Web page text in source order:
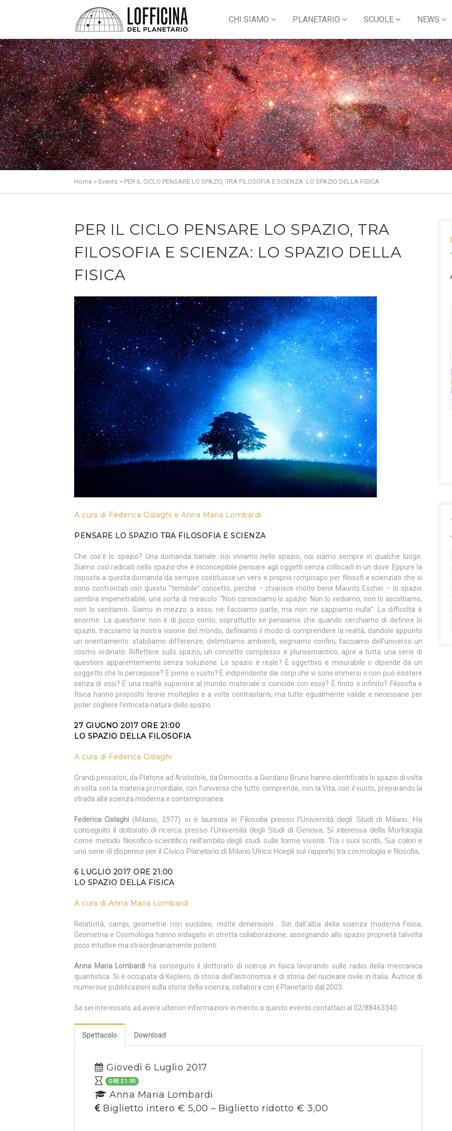
CHI SIAMO PLANETARIO SCUOLE NEWS
Home > Events > PER IL CICLO PENSARE LO SPAZIO, TRA FILOSOFIA E SCIENZA: LO SPAZIO DELLA FISICA
PER IL CICLO PENSARE LO SPAZIO, TRA
FILOSOFIA E SCIENZA: LO SPAZIO DELLA
FISICA
A cura di Federica Cislaghi e Anna Maria Lombardi
PENSARE LO SPAZIO TRA FILOSOFIA E SCIENZA
Che cos’è lo spazio? Una domanda banale: noi viviamo nello spazio, noi siamo sempre in qualche luogo.
Siamo così radicati nello spazio che è inconcepibile pensare agli oggetti senza collocarli in un dove. Eppure la
risposta a questa domanda da sempre costituisce un vero e proprio rompicapo per filosofi e scienziati che si
sono confrontati con questo “temibile” concetto, perché – chiarisce molto bene Maurits Escher – lo spazio
sembra impenetrabile, una sorta di miracolo. “Non conosciamo lo spazio. Non lo vediamo, non lo ascoltiamo,
non lo sentiamo. Siamo in mezzo a esso, ne facciamo parte, ma non ne sappiamo nulla”. La difficoltà è
enorme. La questione non è di poco conto, soprattutto se pensiamo che quando cerchiamo di definire lo
spazio, tracciamo la nostra visione del mondo, definiamo il modo di comprendere la realtà, dandole appunto
un orientamento: stabiliamo differenze, delimitiamo ambienti, segniamo confini, facciamo dell’universo un
cosmo ordinato. Riflettere sullo spazio, un concetto complesso e plurisemantico, apre a tutta una serie di
questioni apparentemente senza soluzione. Lo spazio è reale? È oggettivo e misurabile o dipende da un
soggetto che lo percepisce? È pieno o vuoto? È indipendente dai corpi che vi sono immersi o non può esistere
senza di essi? È una realtà superiore al mondo materiale o coincide con esso? È finito o infinito? Filosofia e
fisica hanno proposto teorie molteplici e a volte contrastanti, ma tutte egualmente valide e necessarie per
poter cogliere l’intricata natura dello spazio.
27 GIUGNO 2017 ORE 21:00
LO SPAZIO DELLA FILOSOFIA
A cura di Federica Cislaghi
Grandi pensatori, da Platone ad Aristotele, da Democrito a Giordano Bruno hanno identificato lo spazio di volta
in volta con la materia primordiale, con l’universo che tutto comprende, con la Vita, con il vuoto, preparando la
strada alla scienza moderna e contemporanea.
Federica Cislaghi (Milano, 1977) si è laureata in Filosofia presso l’Università degli Studi di Milano. Ha
conseguito il dottorato di ricerca presso l’Università degli Studi di Genova. Si interessa della Morfologia
come metodo filosofico-scientifico nell’ambito degli studi sulle forme viventi. Tra i suoi scritti, Sui colori e
una serie di dispense per il Civico Planetario di Milano Ulrico Hoepli sul rapporto tra cosmologia e filosofia.
6 LUGLIO 2017 ORE 21:00
LO SPAZIO DELLA FISICA
A cura di Anna Maria Lombardi
Relatività, campi, geometrie non euclidee, molte dimensioni… Sin dall’alba della scienza moderna Fisica,
Geometria e Cosmologia hanno indagato in stretta collaborazione, assegnando allo spazio proprietà talvolta
poco intuitive ma straordinariamente potenti.
Anna Maria Lombardi ha conseguito il dottorato di ricerca in fisica lavorando sulle radici della meccanica
quantistica. Si è occupata di Keplero, di storia dell’astronomia e di storia del nucleare civile in Italia. Autrice di
numerose pubblicazioni sulla storia della scienza, collabora con il Planetario dal 2003.
Se sei interessato ad avere ulteriori informazioni in merito a questo evento contattaci al 02/88463340.
Spettacolo Download
Giovedì 6 Luglio 2017
ORE 21.00
Anna Maria Lombardi
Biglietto intero € 5,00 – Biglietto ridotto € 3,00